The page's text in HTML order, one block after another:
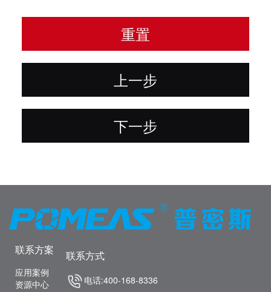
重置
上一步
下一步
联系方案
应用案例
资源中心
联系方式
电话:400-168-8336